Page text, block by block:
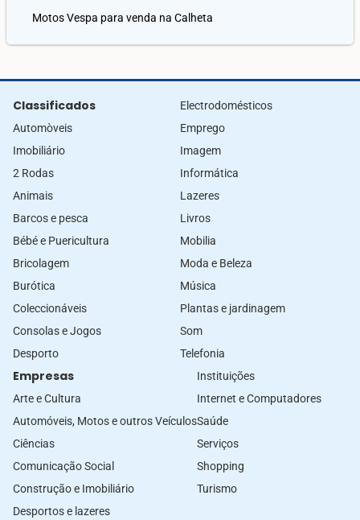
Motos Vespa para venda na Calheta
Classificados
Automòveis
Imobiliário
2 Rodas
Animais
Barcos e pesca
Bébé e Puericultura
Bricolagem
Burótica
Coleccionáveis
Consolas e Jogos
Desporto
Electrodomésticos
Emprego
Imagem
Informática
Lazeres
Livros
Mobilia
Moda e Beleza
Música
Plantas e jardinagem
Som
Telefonia
Empresas
Arte e Cultura
Automóveis, Motos e outros Veículos
Ciências
Comunicação Social
Construção e Imobiliário
Desportos e lazeres
Instituições
Internet e Computadores
Saúde
Serviços
Shopping
Turismo